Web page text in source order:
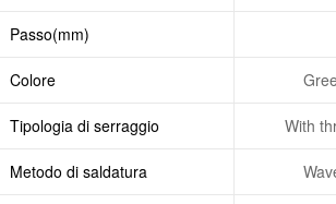
Passo(mm)
Colore
Tipologia di serraggio With
Metodo di saldatura